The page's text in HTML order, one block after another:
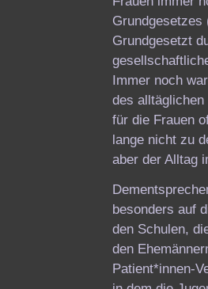
Grundgesetzes
Grundgesetzt
Immer noch
des
für die Frauen
lange nicht zu
aber der Alltag
besonders auf
den Schulen,
den
Patient*innen-